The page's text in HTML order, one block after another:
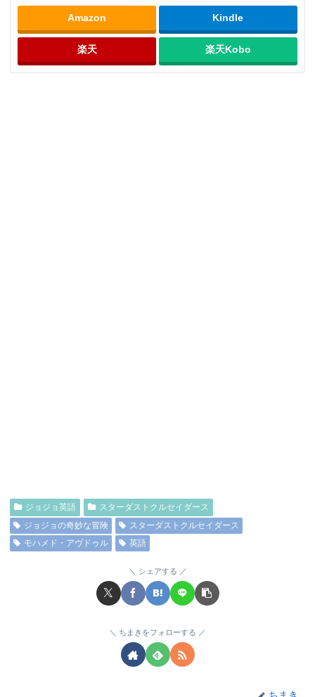
Amazon Kindle
楽天 楽天Kobo
ジョジョ英語
スターダストクルセイダース
ジョジョの奇妙な冒険
スターダストクルセイダース
モハメド・アヴドゥル
英語
シェアする
ちまきをフォローする